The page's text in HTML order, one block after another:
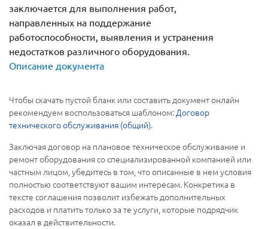
заключается для выполнения работ,
направленных на поддержание
работоспособности, выявления и устранения
недостатков различного оборудования.
Описание документа
Чтобы скачать пустой бланк или составить документ онлайн
рекомендуем воспользоваться шаблоном:Договор
технического обслуживания (общий).
Заключая договор на плановое техническое обслуживание и
ремонт оборудования со специализированной компанией или
частным лицом, убедитесь в том, что описанные в нем условия
полностью соответствуют вашим интересам. Конкретика в
тексте соглашения позволит избежать дополнительных
расходов и платить только за те услуги, которые подрядчик
оказал в действительности.